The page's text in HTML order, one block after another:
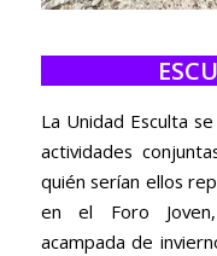
La Unidad Esculta
actividades
quién serían ellos
en el Foro Joven,
acampada de